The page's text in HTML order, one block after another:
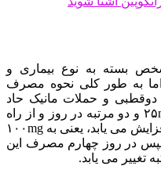
بسته به نوع بیماری و
به طور کلی نحوه مصرف
دوقطبی و حملات مانیک حاد
ناشی از این بیماری در ابتدا با دوز ۲۵mg و دو مرتبه در روز و از راه
خوراکی می باشد. بعد دوز این دارو افزایش می یابد، یعنی به ۱۰۰mg
در روز چهارم مصرف این